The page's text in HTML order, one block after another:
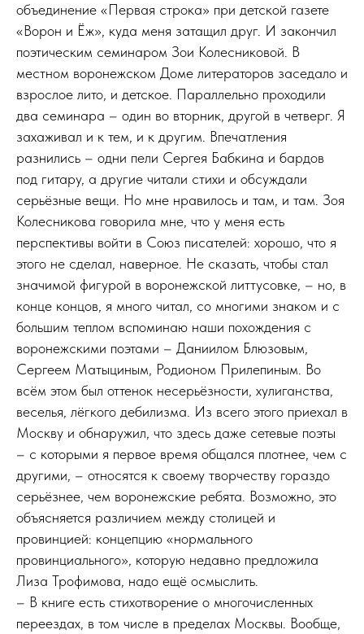
объединение «Первая строка» при детской газете
«Ворон и Ёж», куда меня затащил друг. И закончил
поэтическим семинаром Зои Колесниковой. В
местном воронежском Доме литераторов заседало и
взрослое лито, и детское. Параллельно проходили
два семинара – один во вторник, другой в четверг. Я
захаживал и к тем, и к другим. Впечатления
разнились – одни пели Сергея Бабкина и бардов
под гитару, а другие читали стихи и обсуждали
серьёзные вещи. Но мне нравилось и там, и там. Зоя
Колесникова говорила мне, что у меня есть
перспективы войти в Союз писателей: хорошо, что я
этого не сделал, наверное. Не сказать, чтобы стал
значимой фигурой в воронежской литтусовке, – но, в
конце концов, я много читал, со многими знаком и с
большим теплом вспоминаю наши похождения с
воронежскими поэтами – Даниилом Блюзовым,
Сергеем Матыциным, Родионом Прилепиным. Во
всём этом был оттенок несерьёзности, хулиганства,
веселья, лёгкого дебилизма. Из всего этого приехал в
Москву и обнаружил, что здесь даже сетевые поэты
– с которыми я первое время общался плотнее, чем с
другими, – относятся к своему творчеству гораздо
серьёзнее, чем воронежские ребята. Возможно, это
объясняется различием между столицей и
провинцией: концепцию «нормального
провинциального», которую недавно предложила
Лиза Трофимова, надо ещё осмыслить.
– В книге есть стихотворение о многочисленных
переездах, в том числе в пределах Москвы. Вообще,